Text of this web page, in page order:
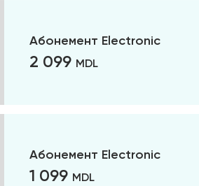
Абонемент Electronic
2 099 MDL
Абонемент Electronic
1 099 MDL